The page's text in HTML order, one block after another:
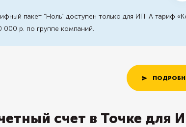
пакет “Ноль” доступен только для ИП. А тариф
000 р. по группе компаний.
счет в Точке